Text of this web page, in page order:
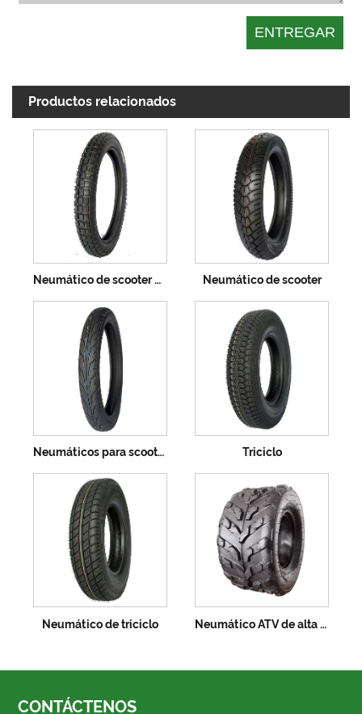
Productos relacionados
Neumático de scooter de alta calidad Neumático de scooter
Neumáticos para scooter Triciclo
Neumático de triciclo Neumático ATV de alta calidad
CONTÁCTENOS